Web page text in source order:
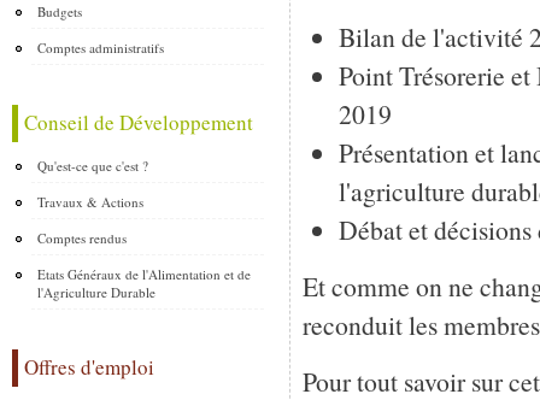
Budgets
Comptes administratifs
Conseil de Développement
Qu'est-ce que c'est ?
Travaux & Actions
Comptes rendus
Etats Généraux de l'Alimentation et de
l'Agriculture Durable
Offres d'emploi
Bilan de l'activité
Point Trésorerie
2019
Présentation et
l'agriculture
Débat et
Et comme on ne
reconduit les
Pour tout savoir sur